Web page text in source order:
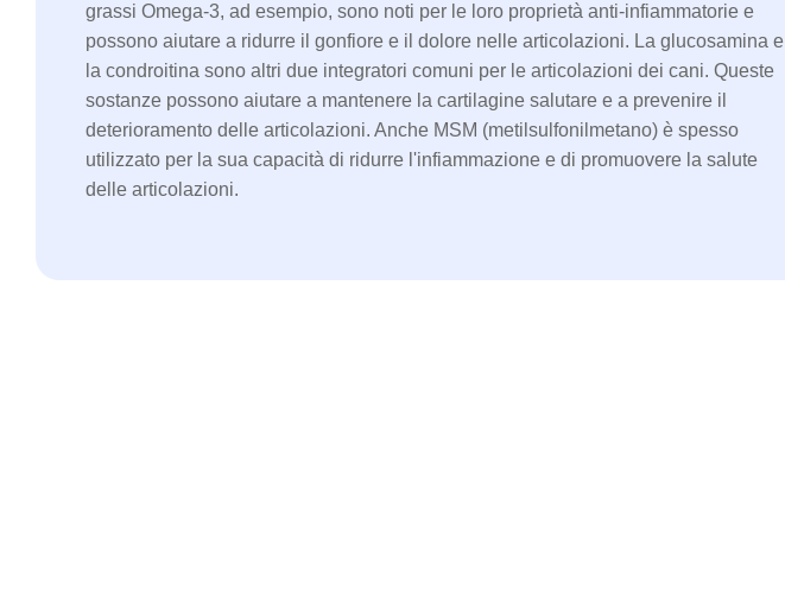
grassi Omega-3, ad esempio, sono noti per le loro proprietà anti-infiammatorie e
possono aiutare a ridurre il gonfiore e il dolore nelle articolazioni. La glucosamina e
la condroitina sono altri due integratori comuni per le articolazioni dei cani. Queste
sostanze possono aiutare a mantenere la cartilagine salutare e a prevenire il
deterioramento delle articolazioni. Anche MSM (metilsulfonilmetano) è spesso
utilizzato per la sua capacità di ridurre l'infiammazione e di promuovere la salute
delle articolazioni.